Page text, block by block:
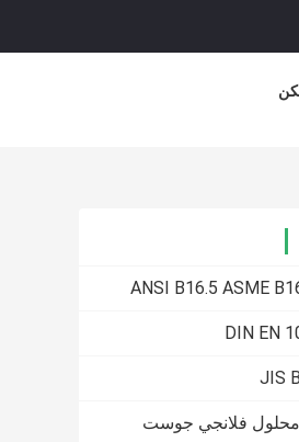
محلول فلانجي جوست